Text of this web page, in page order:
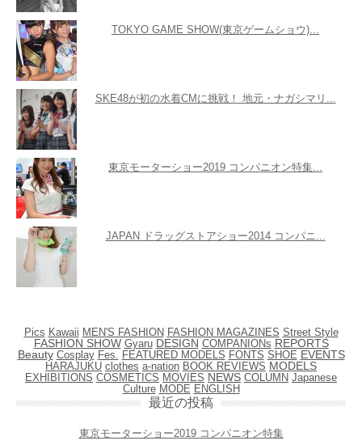
TOKYO GAME SHOW(東京ゲームショウ)...
SKE48が初の水着CMに挑戦！ 地元・ナガシマリ...
東京モーターショー2019 コンパニオン特集...
JAPAN ドラッグストアショー2014 コンパニ...
Pics Kawaii MEN'S FASHION FASHION MAGAZINES Street Style
FASHION SHOW Gyaru DESIGN COMPANIONs REPORTS
Beauty Cosplay Fes. FEATURED MODELS FONTS SHOE EVENTS
HARAJUKU clothes a-nation BOOK REVIEWS MODELS
EXHIBITIONS COSMETICS MOVIES NEWS COLUMN Japanese
Culture MODE ENGLISH
最近の投稿
東京モーターショー2019 コンパニオン特集